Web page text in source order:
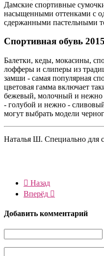
Дамские спортивные
насыщенными оттенками с
сдержанными пастельными
Спортивная обувь
Балетки, кеды, мокасины,
лофферы и слиперы из
замши - самая популярная
цветовая гамма включает
бежевый, молочный и нежно
- голубой и нежно -
могут выбрать модели
Наталья Ш. Специально для
Назад
Вперёд
Добавить комментарий